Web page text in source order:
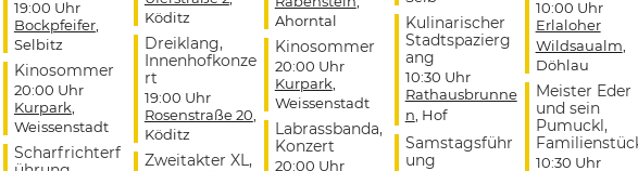
19:00 Uhr
Bockpfeifer,
Selbitz
Kinosommer
20:00 Uhr
Kurpark
Weissenstadt
Scharfrichterf
Köditz
Dreiklang,
Innenhofkonze
rt
19:00 Uhr
Rosenstraße 20
Köditz
Zweitakter XL,
Ahorntal
Kinosommer
20:00 Uhr
Kurpark
Weissenstadt
Labrassbanda,
Konzert
20:00 Uhr
Kulinarischer
Stadtspazierg
ang
10:30 Uhr
Rathausbrunne
n , Hof
Samstagsführ
ung
10:00 Uhr
Erlaloher
Wildsaualm
Döhlau
Meister Eder
und sein
Pumuckl,
10:30 Uhr